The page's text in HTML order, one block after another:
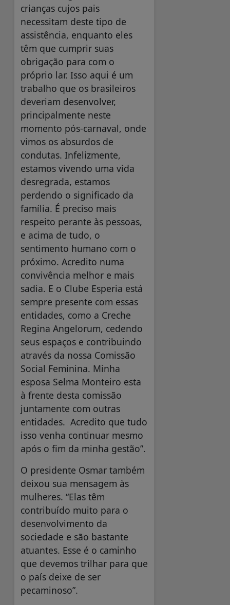
crianças cujos pais
necessitam deste tipo de
assistência, enquanto eles
têm que cumprir suas
obrigação para com o
próprio lar. Isso aqui é um
trabalho que os brasileiros
deveriam desenvolver,
principalmente neste
momento pós-carnaval, onde
vimos os absurdos de
condutas. Infelizmente,
estamos vivendo uma vida
desregrada, estamos
perdendo o significado da
família. É preciso mais
respeito perante às pessoas,
e acima de tudo, o
sentimento humano com o
próximo. Acredito numa
convivência melhor e mais
sadia. E o Clube Esperia está
sempre presente com essas
entidades, como a Creche
Regina Angelorum, cedendo
seus espaços e contribuindo
através da nossa Comissão
Social Feminina. Minha
esposa Selma Monteiro esta
à frente desta comissão
juntamente com outras
entidades. Acredito que tudo
isso venha continuar mesmo
após o fim da minha gestão”.
O presidente Osmar também
deixou sua mensagem às
mulheres. “Elas têm
contribuído muito para o
desenvolvimento da
sociedade e são bastante
atuantes. Esse é o caminho
que devemos trilhar para que
o país deixe de ser
pecaminoso”.